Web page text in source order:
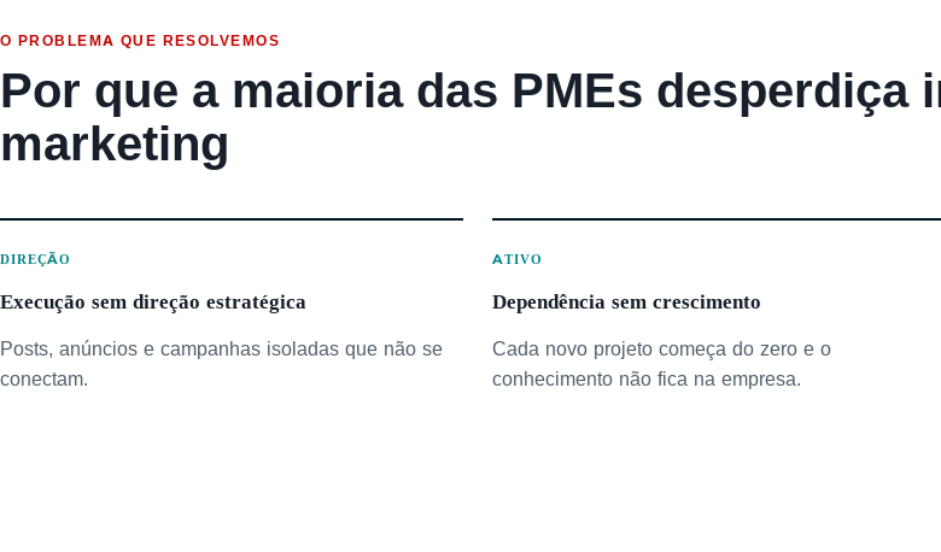
O PROBLEMA QUE RESOLVEMOS
Por que a maioria das PMEs desperdiça
marketing
DIREÇÃO
Execução sem direção estratégica
Posts, anúncios e campanhas isoladas que não se
conectam.
ATIVO
Dependência sem crescimento
Cada novo projeto começa do zero e o
conhecimento não fica na empresa.